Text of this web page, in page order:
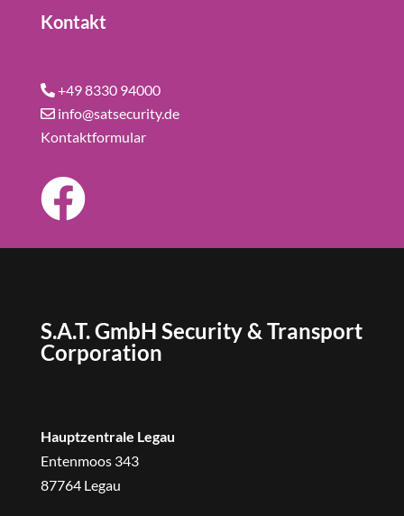
Kontakt
+49 8330 94000
info@satsecurity.de
Kontaktformular
S.A.T. GmbH Security & Transport
Corporation
Hauptzentrale Legau
Entenmoos 343
87764 Legau